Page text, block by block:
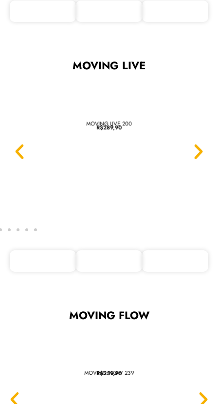
MOVING LIVE
MOVING LIVE 200
R$289,90
MOVING FLOW
MOVING FLOW 239
R$259,90